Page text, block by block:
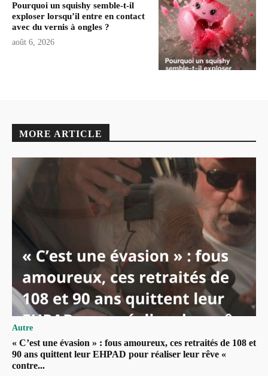
Pourquoi un squishy semble-t-il
exploser lorsqu’il entre en contact
avec du vernis à ongles ?
août 6, 2026
MORE ARTICLE
Autre
« C’est une évasion » : fous amoureux, ces retraités de 108 et
90 ans quittent leur EHPAD pour réaliser leur rêve «
contre...